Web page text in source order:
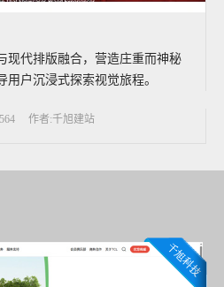
现代排版融合，营造庄重而神秘
户沉浸式探索视觉旅程。
作者:千旭建站